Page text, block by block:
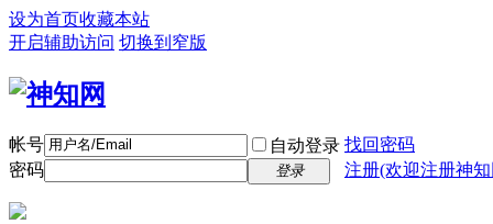
设为首页收藏本站
开启辅助访问 切换到窄版
帐号 自动登录 找回密码
密码
登录 注册(欢迎注册神